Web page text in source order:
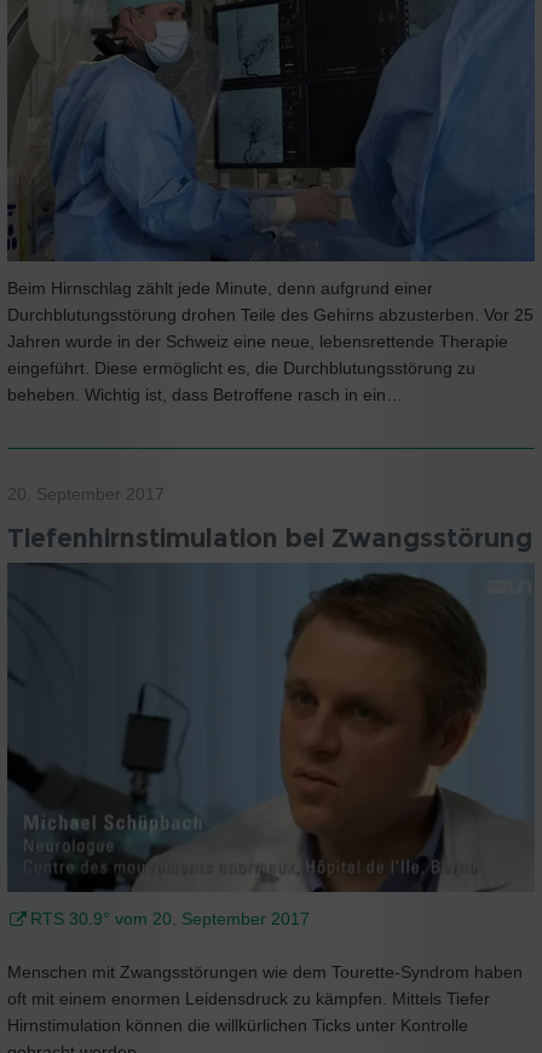
Beim Hirnschlag zählt jede Minute, denn aufgrund einer
Durchblutungsstörung drohen Teile des Gehirns abzusterben. Vor 25
Jahren wurde in der Schweiz eine neue, lebensrettende Therapie
eingeführt. Diese ermöglicht es, die Durchblutungsstörung zu
beheben. Wichtig ist, dass Betroffene rasch in ein…
20. September 2017
Tiefenhirnstimulation bei Zwangsstörung
RTS 30.9° vom 20. September 2017
Menschen mit Zwangsstörungen wie dem Tourette-Syndrom haben
oft mit einem enormen Leidensdruck zu kämpfen. Mittels Tiefer
Hirnstimulation können die willkürlichen Ticks unter Kontrolle